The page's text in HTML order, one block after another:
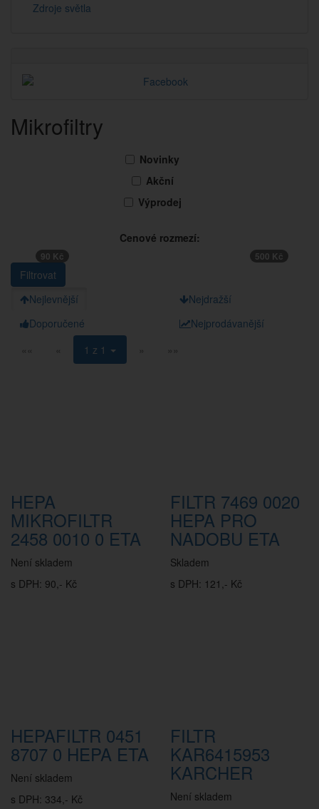
Zdroje světla
Mikrofiltry
Novinky
Akční
Výprodej
Cenové rozmezí:
90 Kč 500 Kč
Nejlevnější
Nejdražší
Doporučené
Nejprodávanější
««
« 1 z 1 » »»
HEPA
MIKROFILTR
2458 0010 0 ETA
Není skladem
s DPH: 90,- Kč
FILTR 7469 0020
HEPA PRO
NADOBU ETA
Skladem
s DPH: 121,- Kč
HEPAFILTR 0451
8707 0 HEPA ETA
Není skladem
s DPH: 334,- Kč
FILTR
KAR6415953
KARCHER
Není skladem